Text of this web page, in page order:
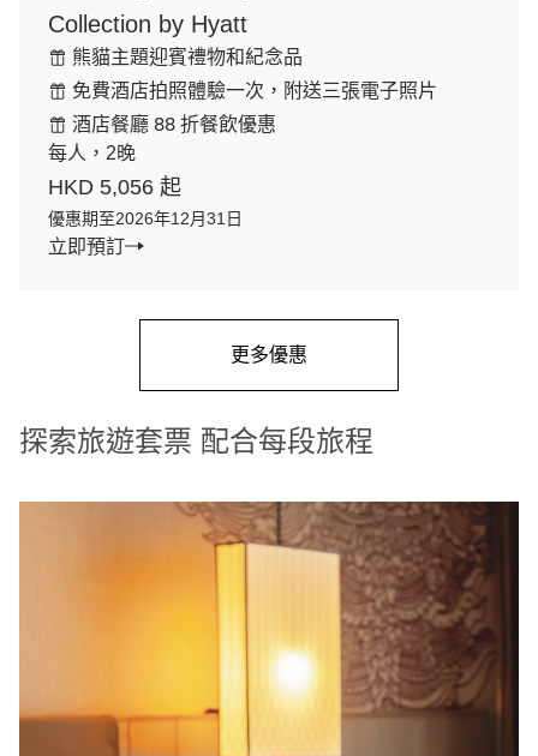
Collection by Hyatt
熊貓主題迎賓禮物和紀念品
免費酒店拍照體驗一次，附送三張電子照片
酒店餐廳 88 折餐飲優惠
每人，2晚
HKD 5,056 起
優惠期至2026年12月31日
立即預訂
更多優惠
探索旅遊套票 配合每段旅程